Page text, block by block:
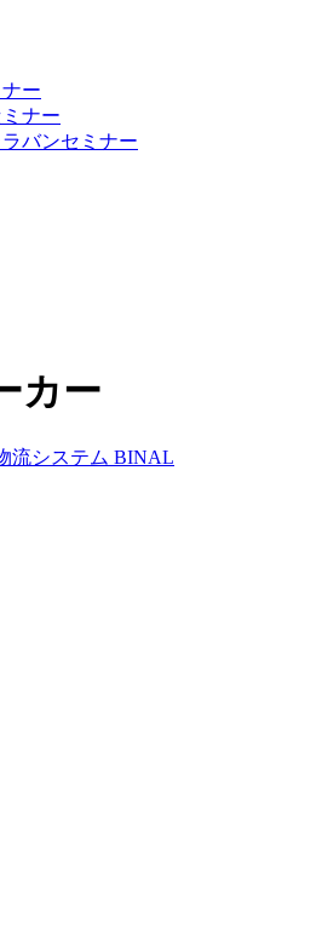
ー
ナー
バンセミナー
カー
流システム BINAL